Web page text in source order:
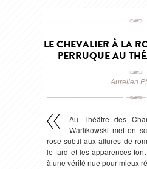
LE CHEVALIER À LA
PERRUQUE AU
Aurelien
Au Théâtre des
Warlikowski met en
rose subtil aux allures de
le fard et les apparences
à une vérité nue pour mieux